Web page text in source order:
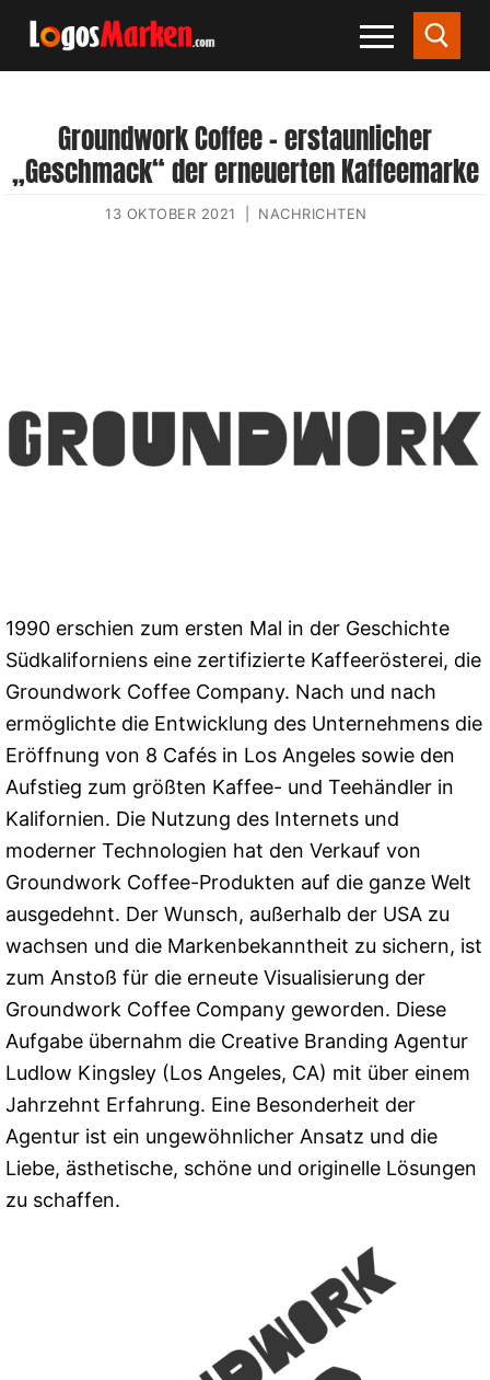
Groundwork Coffee – erstaunlicher
„Geschmack“ der erneuerten Kaffeemarke
13 OKTOBER 2021 NACHRICHTEN
1990 erschien zum ersten Mal in der Geschichte
Südkaliforniens eine zertifizierte Kaffeerösterei, die
Groundwork Coffee Company. Nach und nach
ermöglichte die Entwicklung des Unternehmens die
Eröffnung von 8 Cafés in Los Angeles sowie den
Aufstieg zum größten Kaffee- und Teehändler in
Kalifornien. Die Nutzung des Internets und
moderner Technologien hat den Verkauf von
Groundwork Coffee-Produkten auf die ganze Welt
ausgedehnt. Der Wunsch, außerhalb der USA zu
wachsen und die Markenbekanntheit zu sichern, ist
zum Anstoß für die erneute Visualisierung der
Groundwork Coffee Company geworden. Diese
Aufgabe übernahm die Creative Branding Agentur
Ludlow Kingsley (Los Angeles, CA) mit über einem
Jahrzehnt Erfahrung. Eine Besonderheit der
Agentur ist ein ungewöhnlicher Ansatz und die
Liebe, ästhetische, schöne und originelle Lösungen
zu schaffen.